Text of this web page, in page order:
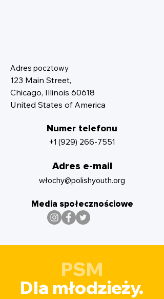
Adres pocztowy
123 Main Street,
Chicago, Illinois 60618
United States of America
Numer telefonu
+1 (929) 266-7551
Adres e-mail
włochy@polishyouth.org
Media społecznościowe
PSM
Dla młodzieży.